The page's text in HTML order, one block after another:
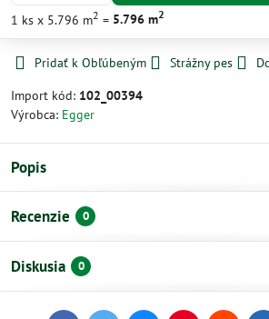
1 ks x 5.796 m2 = 5.796 m2
Pridať k Obľúbeným Strážny pes
Import kód: 102_00394
Výrobca: Egger
Popis
Recenzie 0
Diskusia 0